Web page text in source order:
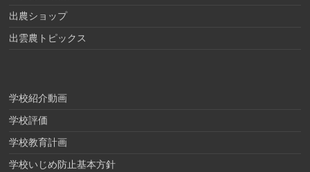
出農ショップ
出雲農トピックス
学校紹介動画
学校評価
学校教育計画
学校いじめ防止基本方針